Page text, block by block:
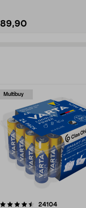
89,90
Multibuy
24104
4.5av 5 stjerner